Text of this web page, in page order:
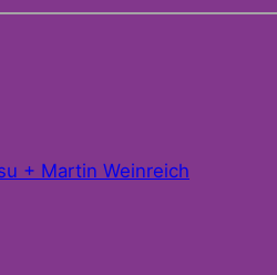
+ Martin Weinreich